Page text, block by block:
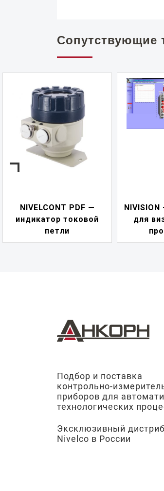
Сопутствующие
NIVELCONT PDF —
индикатор токовой
петли
для
Подбор и поставка
контрольно-
приборов для
технологических
Эксклюзивный
Nivelco в России